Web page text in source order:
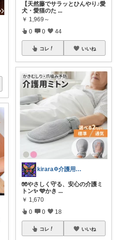
【天然藤でサラッとひんやり♪愛
犬・愛猫のた ...
￥ 1,969～
0 0 44
コレ いいね
kirara✡介護用品🌈
🧤やさしく守る、安心の介護ミ
トン✨ 🩵かき ...
￥ 1,670
0 0 18
コレ いいね